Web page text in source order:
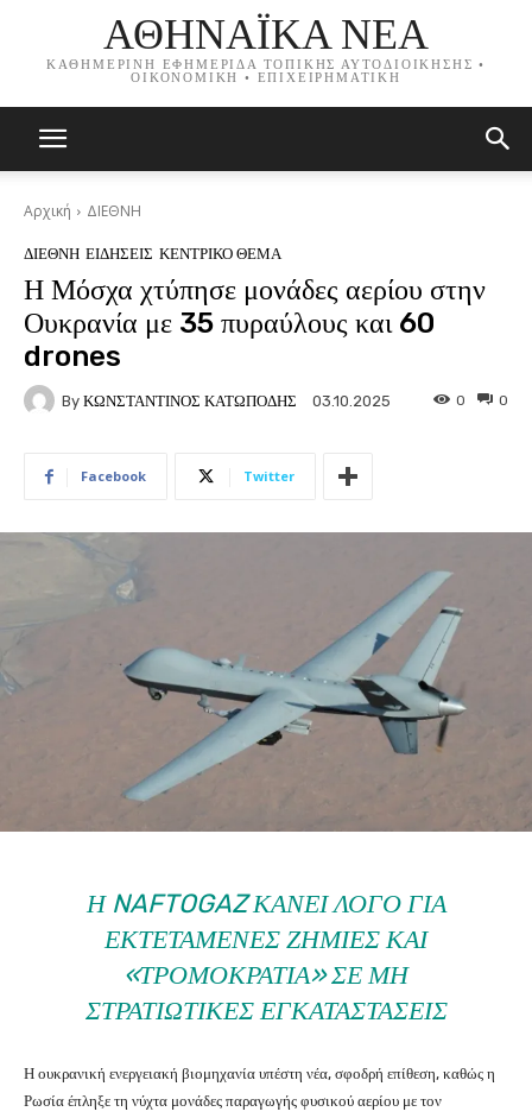
ΑΘΗΝΑΪΚΑ ΝΕΑ
ΚΑΘΗΜΕΡΙΝΗ ΕΦΗΜΕΡΙΔΑ ΤΟΠΙΚΗΣ ΑΥΤΟΔΙΟΙΚΗΣΗΣ •
ΟΙΚΟΝΟΜΙΚΗ • ΕΠΙΧΕΙΡΗΜΑΤΙΚΗ
Αρχική ΔΙΕΘΝΗ
ΔΙΕΘΝΗ ΕΙΔΗΣΕΙΣ ΚΕΝΤΡΙΚΟ ΘΕΜΑ
Η Μόσχα χτύπησε μονάδες αερίου στην
Ουκρανία με 35 πυραύλους και 60
drones
By ΚΩΝΣΤΑΝΤΙΝΟΣ ΚΑΤΩΠΟΔΗΣ 03.10.2025 0
0
Facebook Twitter
Η NAFTOGAZ ΚΆΝΕΙ ΛΌΓΟ ΓΙΑ
ΕΚΤΕΤΑΜΈΝΕΣ ΖΗΜΙΈΣ ΚΑΙ
«ΤΡΟΜΟΚΡΑΤΊΑ» ΣΕ ΜΗ
ΣΤΡΑΤΙΩΤΙΚΈΣ ΕΓΚΑΤΑΣΤΆΣΕΙΣ
Η ουκρανική ενεργειακή βιομηχανία υπέστη νέα, σφοδρή επίθεση, καθώς η
Ρωσία έπληξε τη νύχτα μονάδες παραγωγής φυσικού αερίου με τον